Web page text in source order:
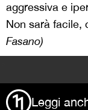
aggressiva e
Non sarà facile,
Fasano)
Leggi